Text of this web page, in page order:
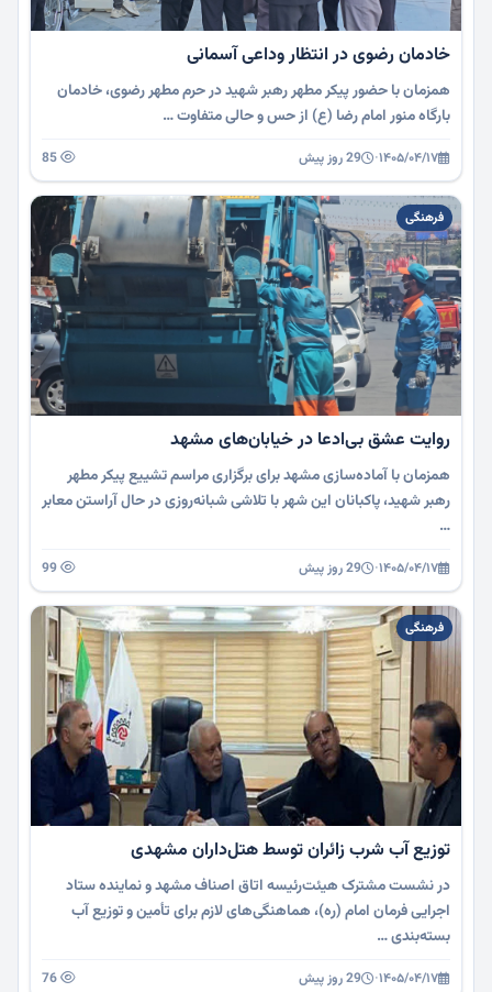
خادمان رضوی در انتظار وداعی آسمانی
همزمان با حضور پیکر مطهر رهبر شهید در حرم مطهر رضوی، خادمان
بارگاه منور امام رضا (ع) از حس و حالی متفاوت …
۱۴۰۵/۰۴/۱۷· 29 روز پیش
فرهنگی
روایت عشق بی‌ادعا در خیابان‌های مشهد
همزمان با آماده‌سازی مشهد برای برگزاری مراسم تشییع پیکر مطهر
رهبر شهید، پاکبانان این شهر با تلاشی شبانه‌روزی در حال آراستن معابر
…
۱۴۰۵/۰۴/۱۷· 29 روز پیش
فرهنگی
توزیع آب شرب زائران توسط هتل‌داران مشهدی
در نشست مشترک هیئت‌رئیسه اتاق اصناف مشهد و نماینده ستاد
اجرایی فرمان امام (ره)، هماهنگی‌های لازم برای تأمین و توزیع آب
بسته‌بندی …
۱۴۰۵/۰۴/۱۷· 29 روز پیش